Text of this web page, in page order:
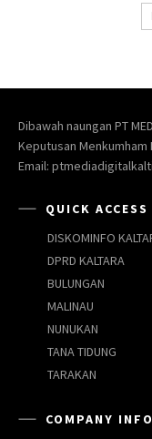
Dibawah naungan PT
Keputusan Menkumham
Email:
QUICK ACCESS
DISKOMINFO
DPRD KALTARA
BULUNGAN
MALINAU
NUNUKAN
TANA TIDUNG
TARAKAN
COMPANY INFO